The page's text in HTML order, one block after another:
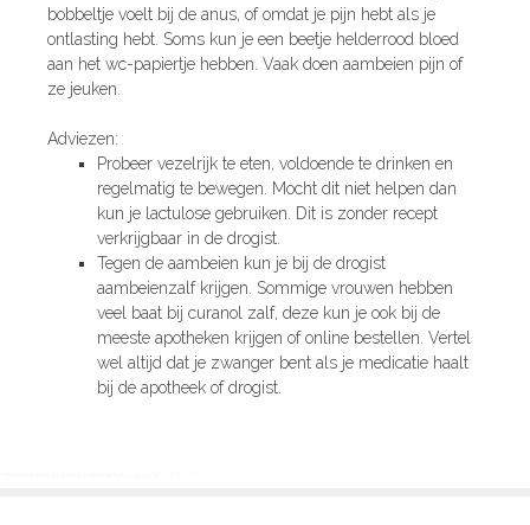
bobbeltje voelt bij de anus, of omdat je pijn hebt als je
ontlasting hebt. Soms kun je een beetje helderrood bloed
aan het wc-papiertje hebben. Vaak doen aambeien pijn of
ze jeuken.
Adviezen:
Probeer vezelrijk te eten, voldoende te drinken en
regelmatig te bewegen. Mocht dit niet helpen dan
kun je lactulose gebruiken. Dit is zonder recept
verkrijgbaar in de drogist.
Tegen de aambeien kun je bij de drogist
aambeienzalf krijgen. Sommige vrouwen hebben
veel baat bij curanol zalf, deze kun je ook bij de
meeste apotheken krijgen of online bestellen. Vertel
wel altijd dat je zwanger bent als je medicatie haalt
bij de apotheek of drogist.